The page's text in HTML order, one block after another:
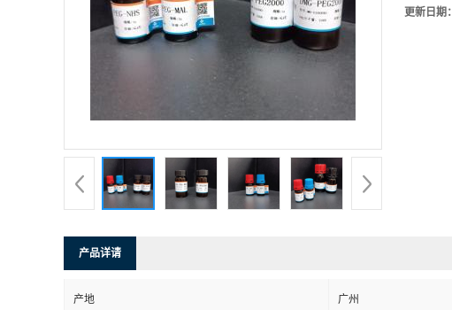
更新日期：
产品详请
产地 广州